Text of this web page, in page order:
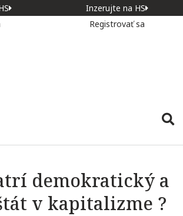
Inzerujte na HS
Registrovať sa
demokratický a
v kapitalizme ?